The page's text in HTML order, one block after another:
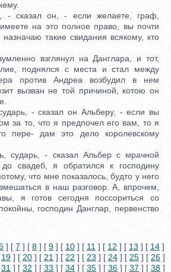
он, - если желаете, граф,
на это полное право, вы почти
такие свидания всякому, кто
взглянул на Данглара, и тот,
поднялся с места и стал между
против Андреа возбудил в нем
вызван не той причиной, котою он
- сказал он Альберу, - если вы
за то, что я предпочел его вам, то я
пере- дам это дело королевскому
- сказал Альбер с мрачной
свадеб, я обратился к господину
что мне показалось, будто у него
в наш разговор. А, впрочем,
я готов сегодня поссориться со
господин Данглар, первенство
] [ 7 ] [ 8 ] [ 9 ] [ 10 ] [ 11 ] [ 12 ] [ 13 ] [ 14 ]
19 ] [ 20 ] [ 21 ] [ 22 ] [ 23 ] [ 24 ] [ 25 ] [ 26 ]
31 ] [ 32 ] [ 33 ] [ 34 ] [ 35 ] [ 36 ] [ 37 ] [ 38 ]